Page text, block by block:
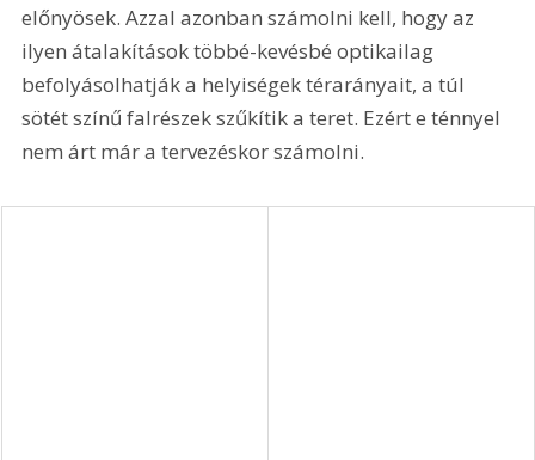
előnyösek. Azzal azonban számolni kell, hogy az
ilyen átalakítások többé-kevésbé optikailag
befolyásolhatják a helyiségek térarányait, a túl
sötét színű falrészek szűkítik a teret. Ezért e ténnyel
nem árt már a tervezéskor számolni.